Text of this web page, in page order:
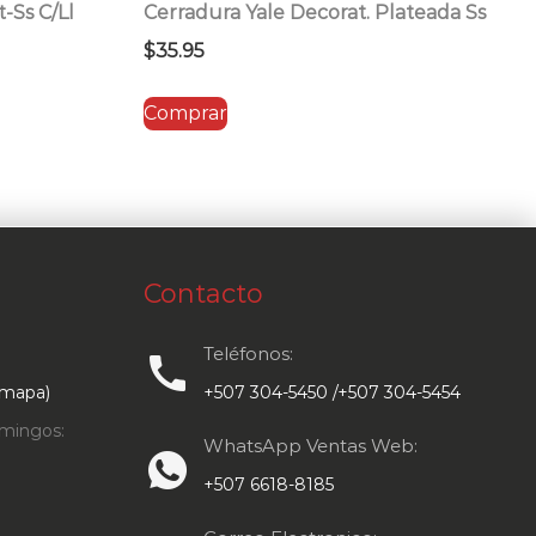
C/Ll
Cerradura Yale Decorat. Plateada Ss
$35.95
Comprar
Contacto
call Teléfonos:
+507 304-5450 /+507 304-5454
WhatsApp Ventas Web:
+507 6618-8185